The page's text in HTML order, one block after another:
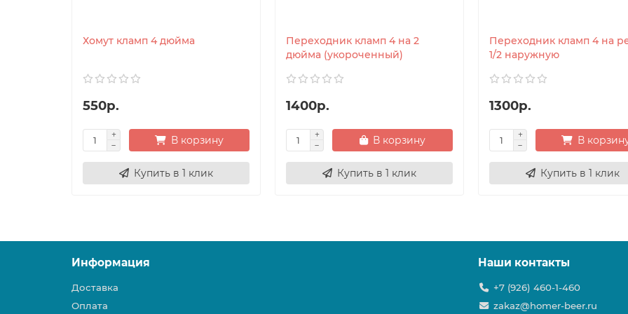
Хомут кламп 4 дюйма
550р.
В корзину
Купить в 1 клик
Переходник кламп 4 на 2
дюйма (укороченный)
1400р.
В корзину
Купить в 1 клик
Переходник кламп 4 на
1/2 наружную
1300р.
В
Купить в 1 клик
Информация
Доставка
Оплата
Наши контакты
+7 (926) 460-1-460
zakaz@homer-beer.ru